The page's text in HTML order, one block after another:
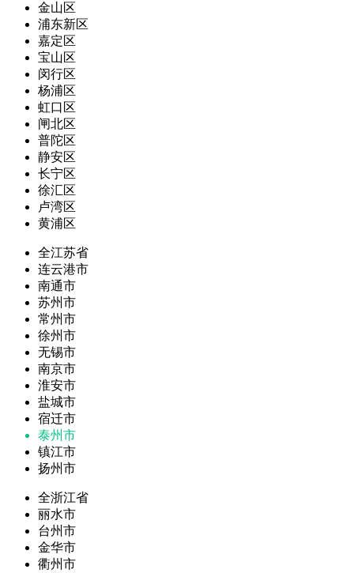
金山区
浦东新区
嘉定区
宝山区
闵行区
杨浦区
虹口区
闸北区
普陀区
静安区
长宁区
徐汇区
卢湾区
黄浦区
全江苏省
连云港市
南通市
苏州市
常州市
徐州市
无锡市
南京市
淮安市
盐城市
宿迁市
泰州市
镇江市
扬州市
全浙江省
丽水市
台州市
金华市
衢州市